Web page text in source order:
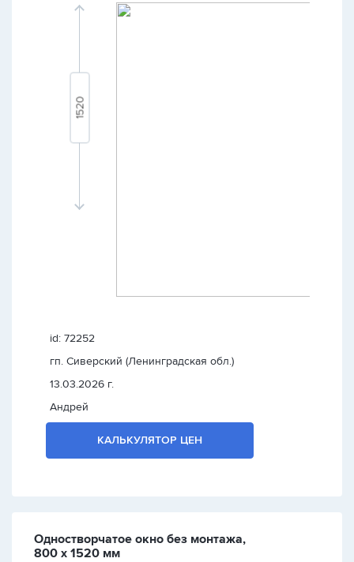
id: 72252
гп. Сиверский (Ленинградская обл.)
13.03.2026 г.
Андрей
КАЛЬКУЛЯТОР ЦЕН
Одностворчатое окно без монтажа,
800 х 1520 мм